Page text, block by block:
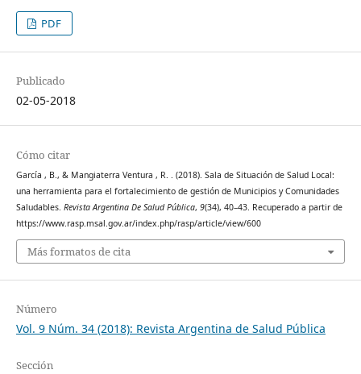
PDF
Publicado
02-05-2018
Cómo citar
García , B., & Mangiaterra Ventura , R. . (2018). Sala de Situación de Salud Local:
una herramienta para el fortalecimiento de gestión de Municipios y Comunidades
Saludables. Revista Argentina De Salud Pública, 9(34), 40–43. Recuperado a partir de
https://www.rasp.msal.gov.ar/index.php/rasp/article/view/600
Más formatos de cita
Número
Vol. 9 Núm. 34 (2018): Revista Argentina de Salud Pública
Sección